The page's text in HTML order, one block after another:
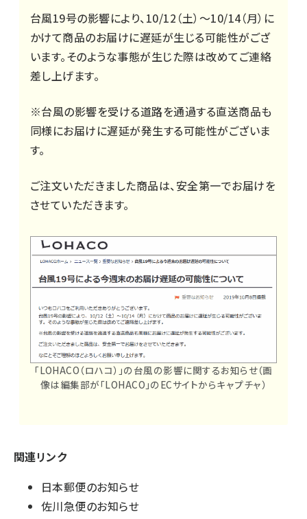
台風19号の影響により、10/12（土）～10/14（月）に
かけて商品のお届けに遅延が生じる可能性がござ
います。そのような事態が生じた際は改めてご連絡
差し上げます。
※台風の影響を受ける道路を通過する直送商品も
同様にお届けに遅延が発生する可能性がございま
す。
ご注文いただきました商品は、安全第一でお届けを
させていただきます。
「LOHACO（ロハコ）」の台風の影響に関するお知らせ（画
像は編集部が「LOHACO」のECサイトからキャプチャ）
関連リンク
日本郵便のお知らせ
佐川急便のお知らせ